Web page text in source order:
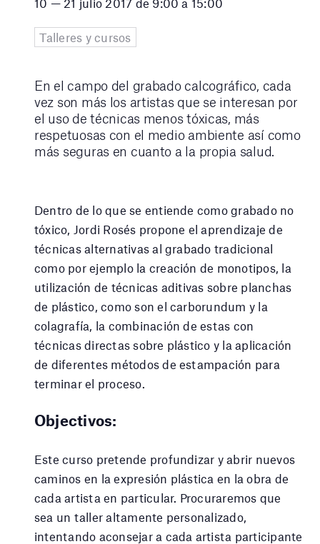
Talleres y cursos
En el campo del grabado calcográfico, cada
vez son más los artistas que se interesan por
el uso de técnicas menos tóxicas, más
respetuosas con el medio ambiente así como
más seguras en cuanto a la propia salud.
Dentro de lo que se entiende como grabado no
tóxico, Jordi Rosés propone el aprendizaje de
técnicas alternativas al grabado tradicional
como por ejemplo la creación de monotipos, la
utilización de técnicas aditivas sobre planchas
de plástico, como son el carborundum y la
colagrafía, la combinación de estas con
técnicas directas sobre plástico y la aplicación
de diferentes métodos de estampación para
terminar el proceso.
Objectivos:
Este curso pretende profundizar y abrir nuevos
caminos en la expresión plástica en la obra de
cada artista en particular. Procuraremos que
sea un taller altamente personalizado,
intentando aconsejar a cada artista participante